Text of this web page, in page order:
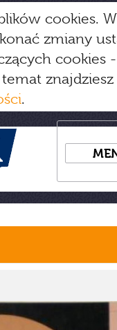
cookies.
zmiany
cookies
.